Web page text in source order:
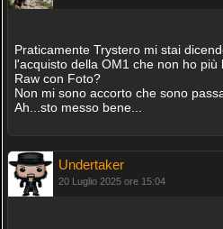
Praticamente Trystero mi stai
l'acquisto della OM1 che non ho
Raw con Foto?
Non mi sono accorto che sono
Ah...sto messo bene...
Undertaker
20 Luglio 2025 ore 15:04